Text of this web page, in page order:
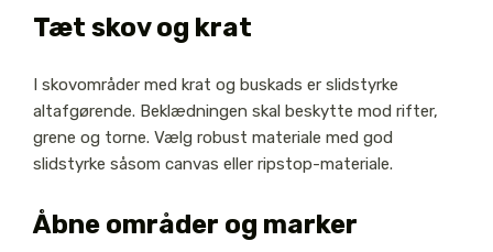
Tæt skov og krat
I skovområder med krat og buskads er slidstyrke
altafgørende. Beklædningen skal beskytte mod rifter,
grene og torne. Vælg robust materiale med god
slidstyrke såsom canvas eller ripstop-materiale.
Åbne områder og marker